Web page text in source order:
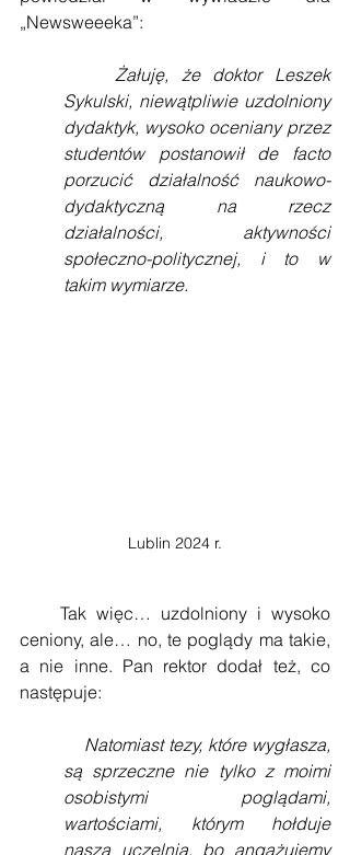
„Newsweeeka”:
Żałuję, że doktor Leszek
Sykulski, niewątpliwie uzdolniony
dydaktyk, wysoko oceniany przez
studentów postanowił de facto
porzucić działalność naukowo-
dydaktyczną na rzecz
działalności, aktywności
społeczno-politycznej, i to w
takim wymiarze.
Lublin 2024 r.
Tak więc… uzdolniony i wysoko
ceniony, ale… no, te poglądy ma takie,
a nie inne. Pan rektor dodał też, co
następuje:
Natomiast tezy, które wygłasza,
są sprzeczne nie tylko z moimi
osobistymi poglądami,
wartościami, którym hołduje
nasza uczelnia, bo angażujemy